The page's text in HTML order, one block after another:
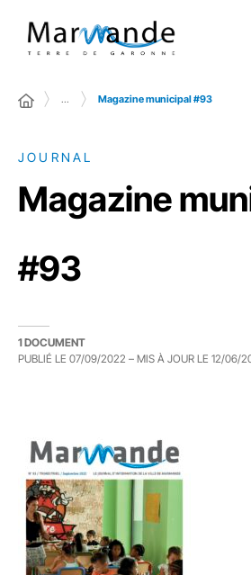
… Magazine municipal #93
JOURNAL
Magazine
#93
1 DOCUMENT
PUBLIÉ LE 07/09/2022 – MIS À JOUR LE 12/06/